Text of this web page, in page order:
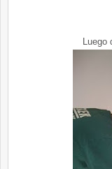
Luego